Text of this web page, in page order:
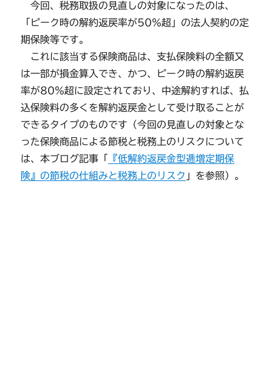
今回、税務取扱の見直しの対象になったのは、
「ピーク時の解約返戻率が50％超」の法人契約の定
期保険等です。
これに該当する保険商品は、支払保険料の全額又
は一部が損金算入でき、かつ、ピーク時の解約返戻
率が80％超に設定されており、中途解約すれば、払
込保険料の多くを解約返戻金として受け取ることが
できるタイプのものです（今回の見直しの対象とな
った保険商品による節税と税務上のリスクについて
は、本ブログ記事「
『低解約返戻金型逓増定期保
険』の節税の仕組みと税務上のリスク 」を参照）。